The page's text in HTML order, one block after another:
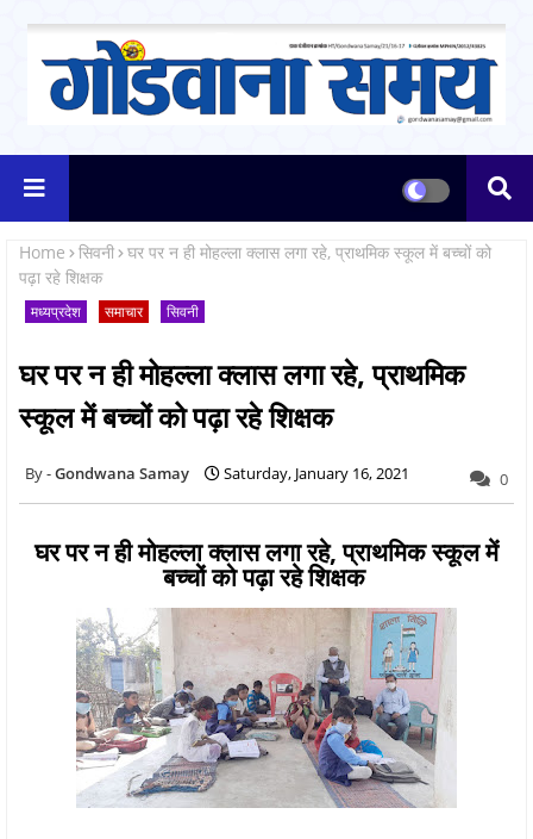
Home सिवनी घर पर न ही मोहल्ला क्लास लगा रहे, प्राथमिक स्कूल में बच्चों को
पढ़ा रहे शिक्षक
मध्यप्रदेश समाचार सिवनी
घर पर न ही मोहल्ला क्लास लगा रहे, प्राथमिक
स्कूल में बच्चों को पढ़ा रहे शिक्षक
Gondwana Samay Saturday, January 16, 2021 0
घर पर न ही मोहल्ला क्लास लगा रहे, प्राथमिक स्कूल में
बच्चों को पढ़ा रहे शिक्षक